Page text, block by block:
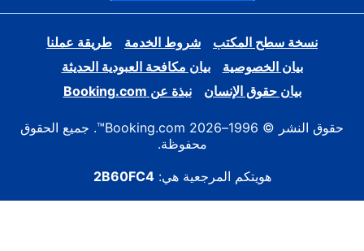
نسخة سطح المكتب شروط الخدمة
طريقة عملنا
بيان الخصوصية
بيان مكافحة العبودية الحديثة
بيان حقوق الإنسان
نبذة عن Booking.com
حقوق النشر © 1996–2026 Booking.com™. جميع الحقوق
محفوظة.
هويتكم المرجعية هي:2B60FC4